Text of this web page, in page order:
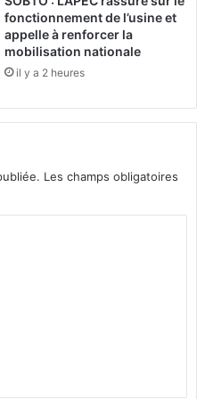
fonctionnement de l’usine et
appelle à renforcer la
mobilisation nationale
il y a 2 heures
Les champs obligatoires